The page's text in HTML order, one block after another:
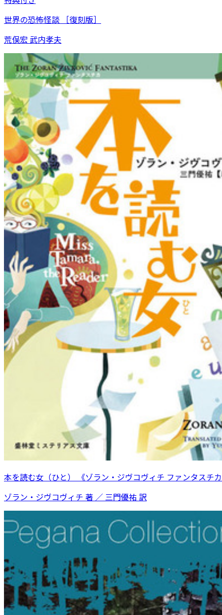
世界の恐怖怪談 ［復刻版］
荒俣宏 武内孝夫
本を読む女（ひと） 《ゾラン・ジヴコヴィチ ファンタスチ
ゾラン・ジヴコヴィチ 著 ／ 三門優祐 訳